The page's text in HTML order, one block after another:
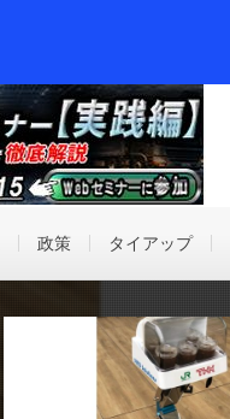
政策 タイアップ